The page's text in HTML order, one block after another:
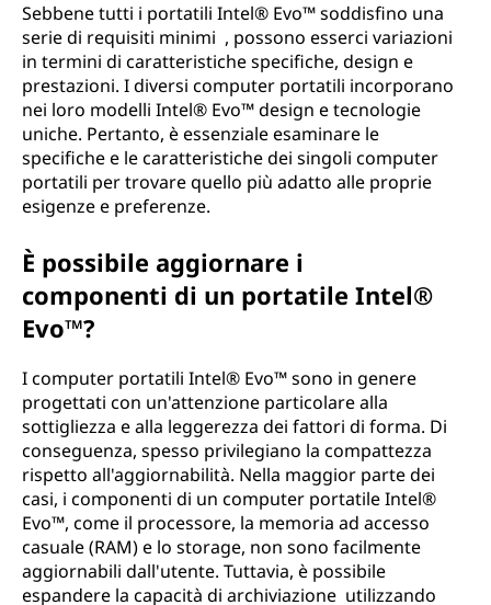
Sebbene tutti i portatili Intel® Evo™ soddisfino una
serie di requisiti minimi , possono esserci variazioni
in termini di caratteristiche specifiche, design e
prestazioni. I diversi computer portatili incorporano
nei loro modelli Intel® Evo™ design e tecnologie
uniche. Pertanto, è essenziale esaminare le
specifiche e le caratteristiche dei singoli computer
portatili per trovare quello più adatto alle proprie
esigenze e preferenze.
È possibile aggiornare i
componenti di un portatile Intel®
Evo™?
I computer portatili Intel® Evo™ sono in genere
progettati con un'attenzione particolare alla
sottigliezza e alla leggerezza dei fattori di forma. Di
conseguenza, spesso privilegiano la compattezza
rispetto all'aggiornabilità. Nella maggior parte dei
casi, i componenti di un computer portatile Intel®
Evo™, come il processore, la memoria ad accesso
casuale (RAM) e lo storage, non sono facilmente
aggiornabili dall'utente. Tuttavia, è possibile
espandere la capacità di archiviazione utilizzando